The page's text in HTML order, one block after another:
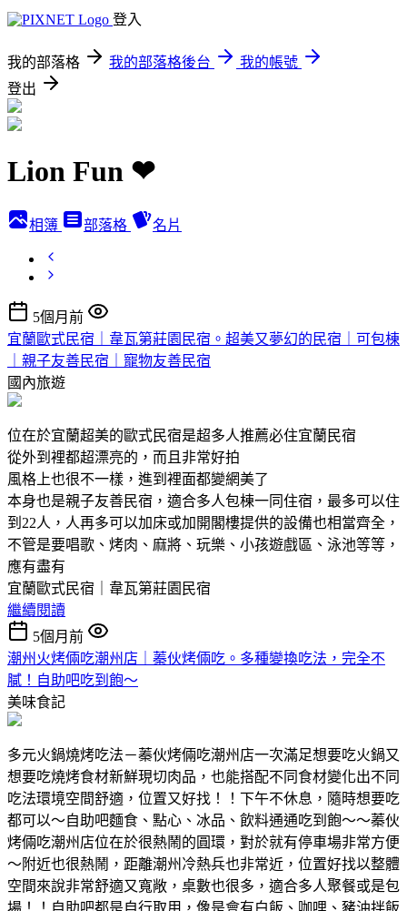
登入
我的部落格 我的部落格後台
我的帳號
登出
Lion Fun ❤
相簿 部落格 名片
5個月前
宜蘭歐式民宿｜韋瓦第莊園民宿。超美又夢幻的民宿｜可包棟
｜親子友善民宿｜寵物友善民宿
國內旅遊
位在於宜蘭超美的歐式民宿是超多人推薦必住宜蘭民宿
從外到裡都超漂亮的，而且非常好拍
風格上也很不一樣，進到裡面都變網美了
本身也是親子友善民宿，適合多人包棟一同住宿，最多可以住
到22人，人再多可以加床或加開閣樓提供的設備也相當齊全，
不管是要唱歌、烤肉、麻將、玩樂、小孩遊戲區、泳池等等，
應有盡有
宜蘭歐式民宿｜韋瓦第莊園民宿
繼續閱讀
5個月前
潮州火烤倆吃潮州店｜蓁伙烤倆吃。多種變換吃法，完全不
膩！自助吧吃到飽～
美味食記
多元火鍋燒烤吃法－蓁伙烤倆吃潮州店一次滿足想要吃火鍋又
想要吃燒烤食材新鮮現切肉品，也能搭配不同食材變化出不同
吃法環境空間舒適，位置又好找！！下午不休息，隨時想要吃
都可以～自助吧麵食、點心、冰品、飲料通通吃到飽～～蓁伙
烤倆吃潮州店位在於很熱鬧的圓環，對於就有停車場非常方便
～附近也很熱鬧，距離潮州冷熱兵也非常近，位置好找以整體
空間來說非常舒適又寬敞，桌數也很多，適合多人聚餐或是包
場！！自助吧都是自行取用，像是會有白飯、咖哩、豬油拌飯